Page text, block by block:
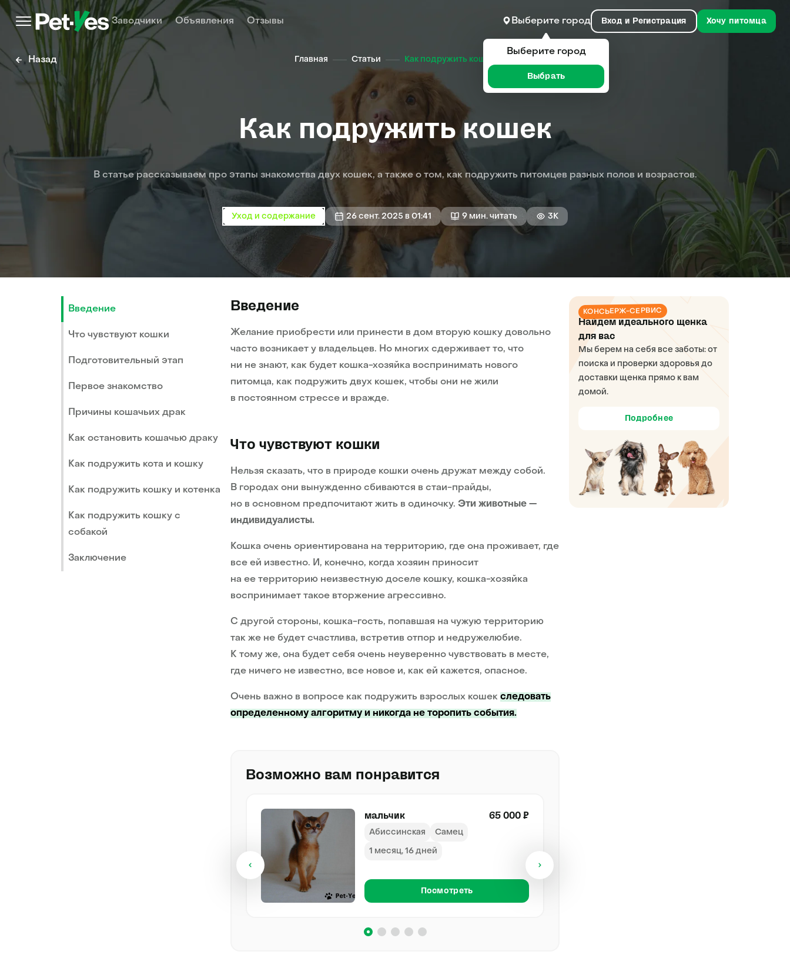
Заводчики Объявления Отзывы Выберите город Вход и Регистрация Хочу питомца
Назад Главная Статьи Как подружить кошек
Как подружить кошек
В статье рассказываем про этапы знакомства двух кошек, а также о том, как подружить питомцев разных полов и возрастов.
Уход и содержание 26 сент. 2025 в 01:41 9 мин. читать 3K
КОНСЬЕРЖ-СЕРВИС
Найдем идеального щенка
для вас
Мы берем на себя все заботы: от
поиска и проверки здоровья до
доставки щенка прямо к вам
домой.
Подробнее
Введение
Что чувствуют кошки
Подготовительный этап
Первое знакомство
Причины кошачьих драк
Как остановить кошачью драку
Как подружить кота и кошку
Как подружить кошку и котенка
Как подружить кошку с
собакой
Заключение
Введение
Желание приобрести или принести в дом вторую кошку довольно
часто возникает у владельцев. Но многих сдерживает то, что
ни не знают, как будет кошка-хозяйка воспринимать нового
питомца, как подружить двух кошек, чтобы они не жили
в постоянном стрессе и вражде.
Что чувствуют кошки
Нельзя сказать, что в природе кошки очень дружат между собой.
В городах они вынужденно сбиваются в стаи-прайды,
но в основном предпочитают жить в одиночку. Эти животные —
индивидуалисты.
Кошка очень ориентирована на территорию, где она проживает, где
все ей известно. И, конечно, когда хозяин приносит
на ее территорию неизвестную доселе кошку, кошка-хозяйка
воспринимает такое вторжение агрессивно.
С другой стороны, кошка-гость, попавшая на чужую территорию
так же не будет счастлива, встретив отпор и недружелюбие.
К тому же, она будет себя очень неуверенно чувствовать в месте,
где ничего не известно, все новое и, как ей кажется, опасное.
Очень важно в вопросе как подружить взрослых кошек следовать
определенному алгоритму и никогда не торопить события.
Возможно вам понравится
мальчик 65 000 ₽
Абиссинская Самец
1 месяц, 16 дней
Посмотреть
Выберите город
Выбрать